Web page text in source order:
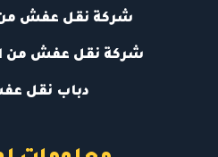
شركة نقل عفش من
شركة نقل عفش من
دباب نقل